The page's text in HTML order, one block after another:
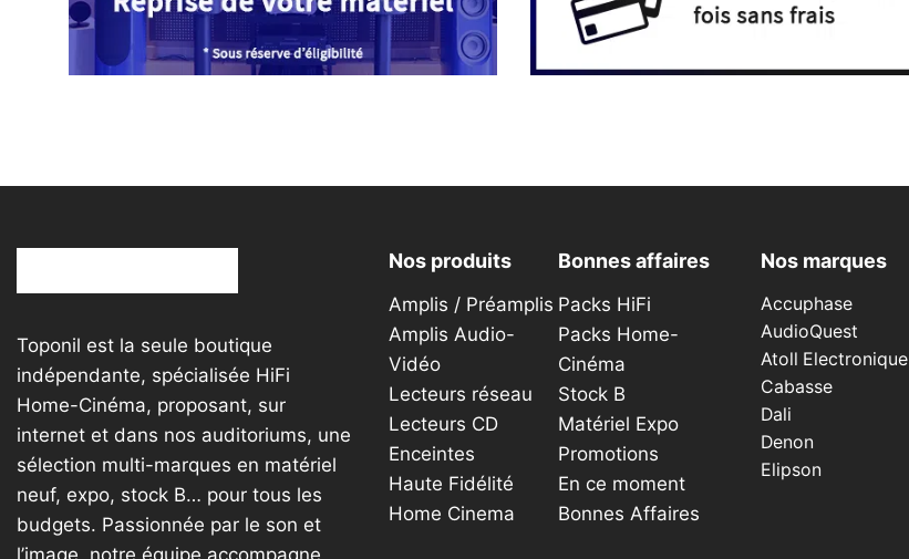
être
choisies
sur
être
sur
Toponil est la seule boutique
indépendante, spécialisée HiFi
Home-Cinéma, proposant, sur
internet et dans nos auditoriums, une
sélection multi-marques en matériel
neuf, expo, stock B… pour tous les
budgets. Passionnée par le son et
l’image, notre équipe accompagne,
Nos produits
Amplis / Préamplis
Amplis Audio-
Vidéo
Lecteurs réseau
Lecteurs CD
Enceintes
Haute Fidélité
Home Cinema
Bonnes affaires
Packs HiFi
Packs Home-
Cinéma
Stock B
Matériel Expo
Promotions
En ce moment
Bonnes Affaires
Nos marques
Accuphase
AudioQuest
Atoll Electronique
Cabasse
Dali
Denon
Elipson